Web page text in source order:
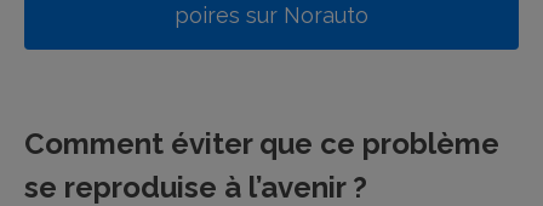
poires sur Norauto
Comment éviter que ce problème
se reproduise à l’avenir ?